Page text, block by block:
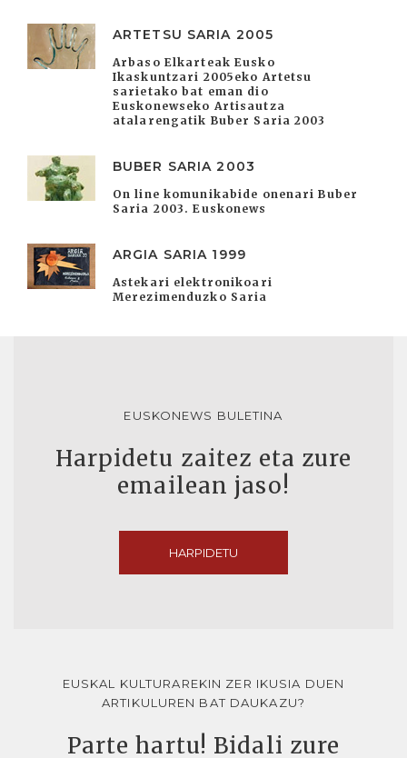
ARTETSU SARIA 2005
Arbaso Elkarteak Eusko
Ikaskuntzari 2005eko Artetsu
sarietako bat eman dio
Euskonewseko Artisautza
atalarengatik Buber Saria 2003
BUBER SARIA 2003
On line komunikabide onenari Buber
Saria 2003. Euskonews
ARGIA SARIA 1999
Astekari elektronikoari
Merezimenduzko Saria
EUSKONEWS BULETINA
Harpidetu zaitez eta zure
emailean jaso!
HARPIDETU
EUSKAL KULTURAREKIN ZER IKUSIA DUEN
ARTIKULUREN BAT DAUKAZU?
Parte hartu! Bidali zure